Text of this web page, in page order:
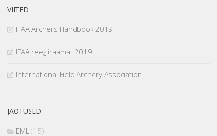
VIITED
IFAA Archers Handbook 2019
IFAA reegliraamat 2019
International Field Archery Association
JAOTUSED
EML (15)